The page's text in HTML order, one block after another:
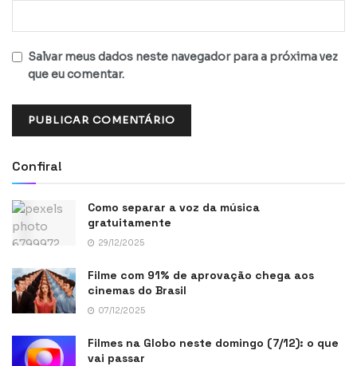
Salvar meus dados neste navegador para a próxima vez
que eu comentar.
Confira!
Como separar a voz da música
gratuitamente
29/12/2025
Filme com 91% de aprovação chega aos
cinemas do Brasil
07/12/2025
Filmes na Globo neste domingo (7/12): o que
vai passar